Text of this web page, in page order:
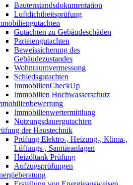
Bautenstandsdokumentation
Luftdichtheitsprüfung
Gutachten zu Gebäudeschäden
Parteiengutachten
Beweissicherung des
Gebäudezustandes
Wohnraumvermessung
Schiedsgutachten
ImmobilienCheckUp
Immobilien Hochwasserschutz
Immobilienwertermittlung
Nutzungsdauergutachten
der Haustechnik
Prüfung Elektro-, Heizung-, Klima-,
Lüftungs-, Sanitäranlagen
Heizöltank Prüfung
Aufzugsprüfungen